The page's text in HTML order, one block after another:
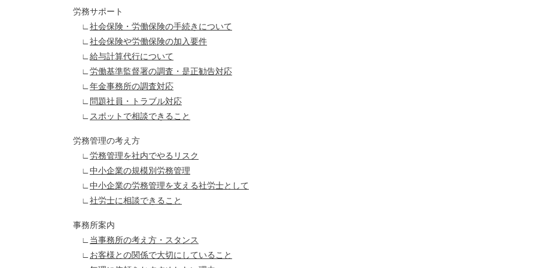
労務サポート
∟社会保険・労働保険の手続きについて
∟社会保険や労働保険の加入要件
∟給与計算代行について
∟労働基準監督署の調査・是正勧告対応
∟年金事務所の調査対応
∟ 問題社員・トラブル対応
∟スポットで相談できること
労務管理の考え方
∟労務管理を社内でやるリスク
∟中小企業の規模別労務管理
∟中小企業の労務管理を支える社労士として
∟社労士に相談できること
事務所案内
∟当事務所の考え方・スタンス
∟お客様との関係で大切にしていること